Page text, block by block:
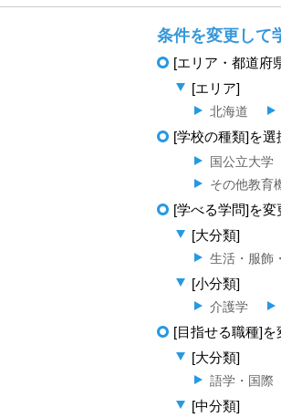
条件を変更して
[エリア・都道府
[エリア]
北海道
[学校の種類]を選
国公立大学
その他教育
[学べる学問]を変
[大分類]
生活・服飾
[小分類]
介護学
[目指せる職種]
[大分類]
語学・国際
[中分類]